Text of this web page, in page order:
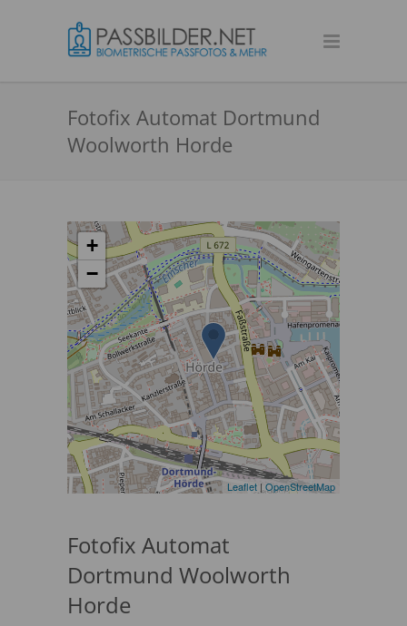
Fotofix Automat Dortmund
Woolworth Horde
+
−
Leaflet | OpenStreetMap
Fotofix Automat
Dortmund Woolworth
Horde